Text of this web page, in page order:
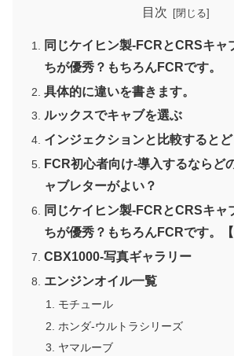
目次
同じケイヒン製-FCRとCRSキャ
ちが優秀？もちろんFCRです。
具体的に違いを書きます。
ルックスでキャブを選ぶ
インジェクションと比較するとど
FCR初心者向け-導入するならど
ャブレターがよい？
同じケイヒン製-FCRとCRSキャ
ちが優秀？もちろんFCRです。【
CBX1000-写真ギャラリー
エンジンオイル一覧
モチュール
ホンダ-ウルトラシリーズ
ヤマルーブ